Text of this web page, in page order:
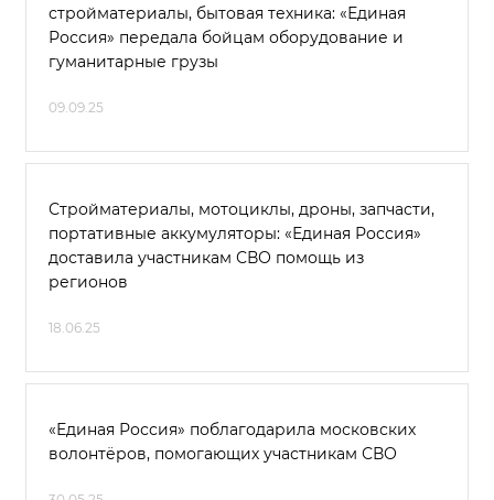
стройматериалы, бытовая техника: «Единая
Россия» передала бойцам оборудование и
гуманитарные грузы
09.09.25
Стройматериалы, мотоциклы, дроны, запчасти,
портативные аккумуляторы: «Единая Россия»
доставила участникам СВО помощь из
регионов
18.06.25
«Единая Россия» поблагодарила московских
волонтёров, помогающих участникам СВО